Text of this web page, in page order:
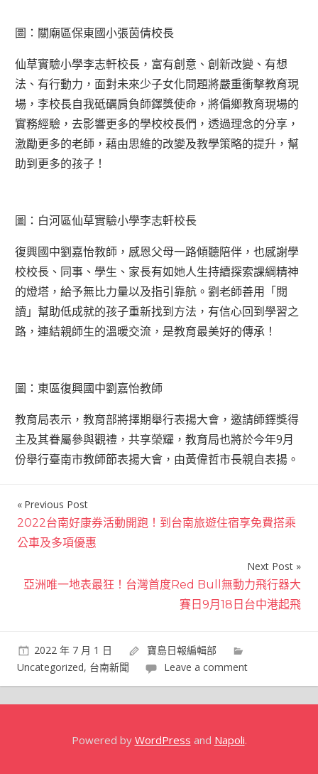
圖：關廟區保東國小張茵倩校長
仙草實驗小學李志軒校長，富有創意、創新改變、有想
法、有行動力，面對未來少子女化問題將嚴重衝擊教育現
場，李校長自我砥礪肩負師鐸獎使命，將偏鄉教育現場的
實務經驗，去影響更多的學校校長們，透過理念的分享，
激勵更多的老師，藉由思維的改變及教學策略的提升，幫
助到更多的孩子！
圖：白河區仙草實驗小學李志軒校長
復興國中劉嘉怡教師，感恩父母一路傾聽陪伴，也感謝學
校校長、同事、學生、家長有如她人生持續探索課綱精神
的燈塔，給予無比力量以及指引靠航。劉老師善用「閱
讀」幫助低成就的孩子重新找到方法，有信心回到學習之
路，連結親師生的溫暖交流，是教育最美好的傳承！
圖：東區復興國中劉嘉怡教師
教育局表示，教育部將擇期舉行表揚大會，邀請師鐸獎得
主及其眷屬參與觀禮，共享榮耀，教育局也將於今年9月
份舉行臺南市教師節表揚大會，由黃偉哲市長親自表揚。
文
章
覽
Previous Post
2022台南好康券活動開跑！到台南旅遊住宿享免費搭乘
公車及多項優惠
Next Post
亞洲唯一地表最狂！台灣首度Red Bull無動力飛行器大
賽日9月18日台中港起飛
2022 年 7 月 1 日
寶島日報編輯部
Uncategorized, 台南新聞 Leave a comment
Powered by WordPress and Napoli.